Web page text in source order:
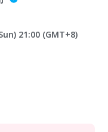
21:00 (GMT+8)